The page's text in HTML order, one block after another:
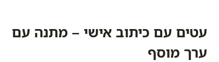
עטים עם כיתוב אישי – מתנה עם
ערך מוסף